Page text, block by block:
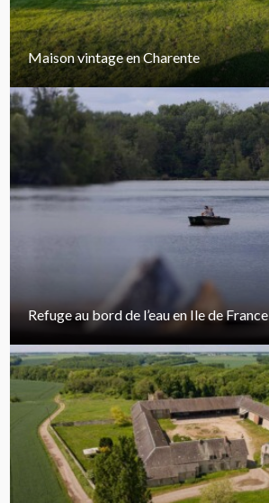
Maison vintage en Charente
Refuge au bord de l’eau en Ile de France